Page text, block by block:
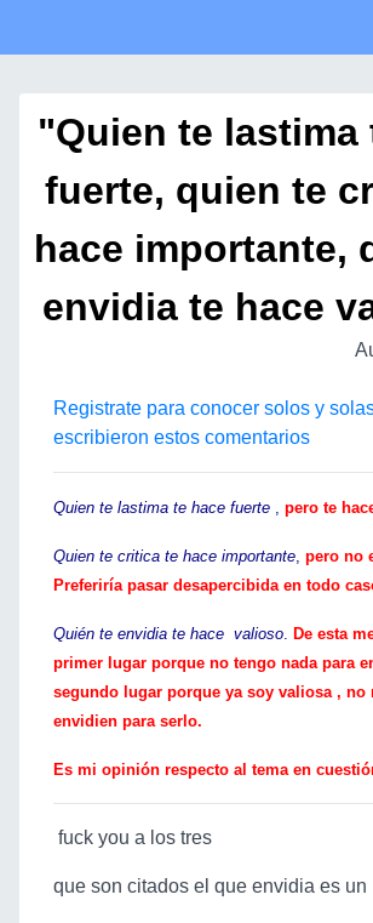
"Quien te lastima
fuerte, quien te
hace importante,
envidia te hace
Registrate para conocer solos y
escribieron estos comentarios
Quien te lastima te hace fuerte , pero te
Quien te critica te hace importante, pero no
Preferiría pasar desapercibida en todo
Quién te envidia te hace valioso. De esta
primer lugar porque no tengo nada para
segundo lugar porque ya soy valiosa , no
envidien para serlo.
Es mi opinión respecto al tema en
fuck you a los tres
que son citados el que envidia es un